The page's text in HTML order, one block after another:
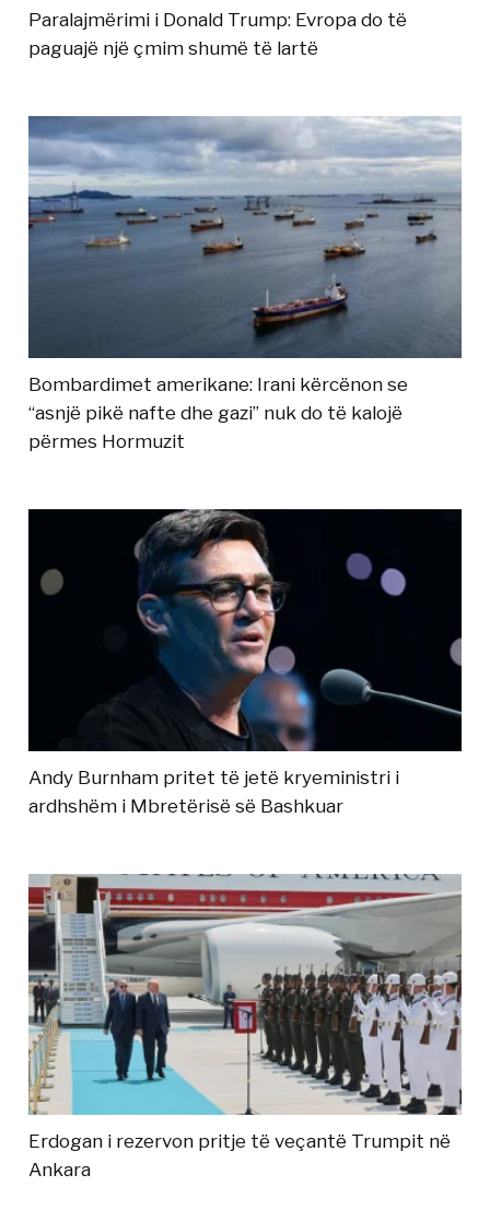
Paralajmërimi i Donald Trump: Evropa do të
paguajë një çmim shumë të lartë
Bombardimet amerikane: Irani kërcënon se
“asnjë pikë nafte dhe gazi” nuk do të kalojë
përmes Hormuzit
Andy Burnham pritet të jetë kryeministri i
ardhshëm i Mbretërisë së Bashkuar
Erdogan i rezervon pritje të veçantë Trumpit në
Ankara